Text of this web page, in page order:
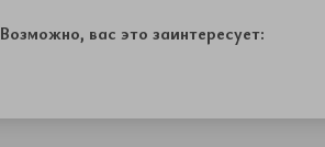
Возможно, вас это заинтересует: